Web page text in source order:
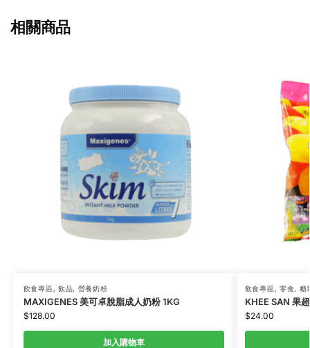
相關商品
飲食專區, 飲品, 營養奶粉
MAXIGENES 美可卓脫脂成人奶粉 1KG
$128.00
加入購物車
飲食專區, 零食, 糖
KHEE SAN 果
$24.00